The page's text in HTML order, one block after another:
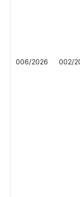
006/2026 002/